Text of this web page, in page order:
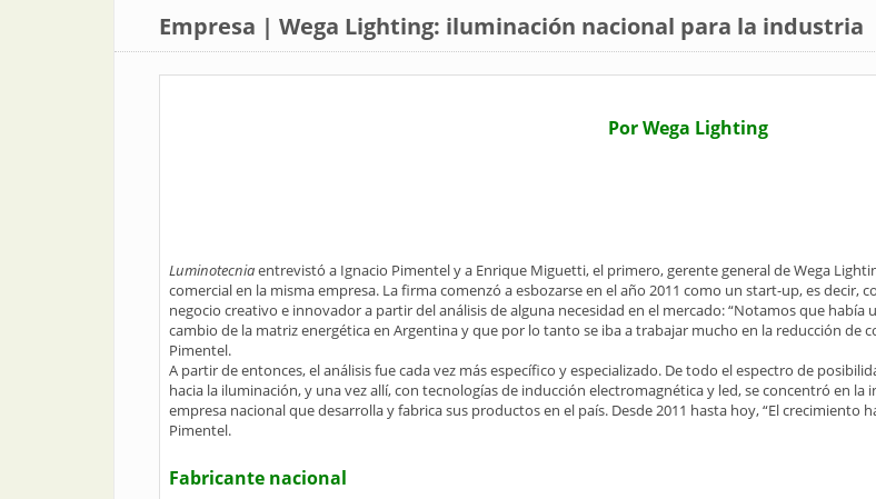
Empresa | Wega Lighting: iluminación nacional para la industria
Por Wega Lighting
Luminotecniaentrevistó a Ignacio Pimentel y a Enrique Miguetti, el primero, gerente general de Wega
comercial en la misma empresa. La firma comenzó a esbozarse en el año 2011 como un start-up, es decir,
negocio creativo e innovador a partir del análisis de alguna necesidad en el mercado: “Notamos que había
cambio de la matriz energética en Argentina y que por lo tanto se iba a trabajar mucho en la reducción de
Pimentel.
A partir de entonces, el análisis fue cada vez más específico y especializado. De todo el espectro de
hacia la iluminación, y una vez allí, con tecnologías de inducción electromagnética y led, se concentró en la
empresa nacional que desarrolla y fabrica sus productos en el país. Desde 2011 hasta hoy, “El crecimiento
Pimentel.
Fabricante nacional